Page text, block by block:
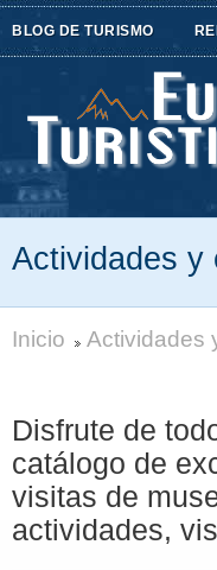
BLOG DE TURISMO
Actividades y
Inicio Actividades
Disfrute de
catálogo de
visitas de
actividades,